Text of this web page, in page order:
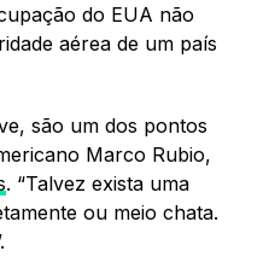
do EUA não
aérea de um país
são um dos pontos
Marco Rubio,
. “Talvez exista uma
ou meio chata.